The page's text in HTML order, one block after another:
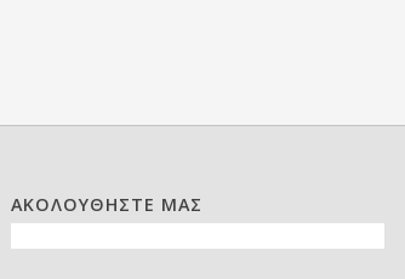
ΑΚΟΛΟΥΘΗΣΤΕ ΜΑΣ